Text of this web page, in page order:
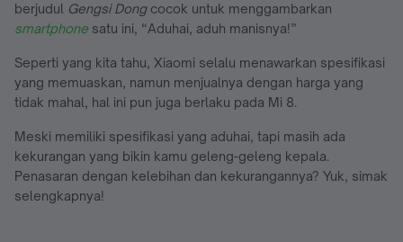
berjudul Gengsi Dongcocok untuk menggambarkan
smartphone satu ini, “Aduhai, aduh manisnya!”
Seperti yang kita tahu, Xiaomi selalu menawarkan spesifikasi
yang memuaskan, namun menjualnya dengan harga yang
tidak mahal, hal ini pun juga berlaku pada Mi 8.
Meski memiliki spesifikasi yang aduhai, tapi masih ada
kekurangan yang bikin kamu geleng-geleng kepala.
Penasaran dengan kelebihan dan kekurangannya? Yuk, simak
selengkapnya!